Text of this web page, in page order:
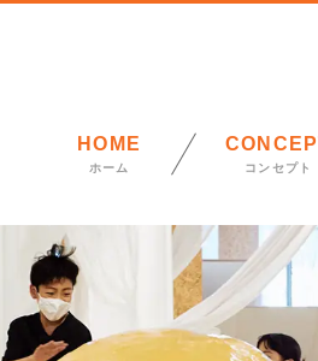
HOME
ホーム コンセプト